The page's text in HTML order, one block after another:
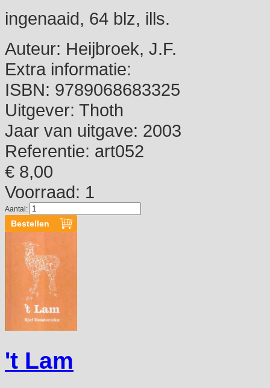
ingenaaid, 64 blz, ills.
Auteur: Heijbroek, J.F.
Extra informatie:
ISBN: 9789068683325
Uitgever: Thoth
Jaar van uitgave: 2003
Referentie: art052
€ 8,00
Voorraad: 1
Aantal:
't Lam